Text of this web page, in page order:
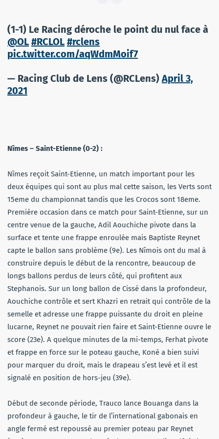
(1-1) Le Racing déroche le point du nul face à
@OL #RCLOL #rclens
pic.twitter.com/aqWdmMoif7
— Racing Club de Lens (@RCLens)April 3,
2021
Nîmes – Saint-Etienne (0-2) :
Nîmes reçoit Saint-Etienne, un match important pour les
deux équipes qui sont au plus mal cette saison, les Verts sont
15eme du championnat tandis que les Crocos sont 18eme.
Première occasion dans ce match pour Saint-Etienne, sur un
centre venue de la gauche, Adil Aouchiche pivote dans la
surface et tente une frappe enroulée mais Baptiste Reynet
capte le ballon sans problème (9e). Les Nîmois ont du mal à
construire depuis le début de la rencontre, beaucoup de
longs ballons perdus de leurs côté, qui profitent aux
Stephanois. Sur un long ballon de Cissé dans la profondeur,
Aouchiche contrôle et sert Khazri en retrait qui contrôle de la
semelle et adresse une frappe puissante du droit en pleine
lucarne, Reynet ne pouvait rien faire et Saint-Etienne ouvre le
score (23e). A quelque minutes de la mi-temps, Ferhat pivote
et frappe en force sur le poteau gauche, Koné a bien suivi
pour marquer du droit, mais le drapeau s’est levé et il est
signalé en position de hors-jeu (39e).
Début de seconde période, Trauco lance Bouanga dans la
profondeur à gauche, le tir de l’international gabonais en
angle fermé est repoussé au premier poteau par Reynet